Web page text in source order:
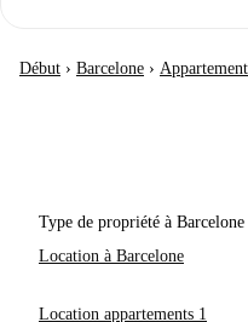
Début › Barcelone ›
Type de propriété à Barcelone
Location à Barcelone
Location appartements 1